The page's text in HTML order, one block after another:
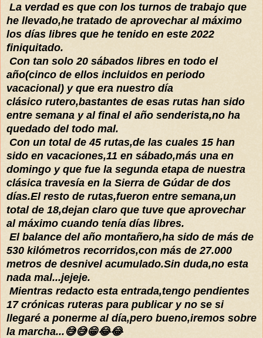
La verdad es que con los turnos de trabajo que
he llevado,he tratado de aprovechar al máximo
los días libres que he tenido en este 2022
finiquitado.
Con tan solo 20 sábados libres en todo el
año(cinco de ellos incluidos en periodo
vacacional) y que era nuestro día
clásico rutero,bastantes de esas rutas han sido
entre semana y al final el año senderista,no ha
quedado del todo mal.
Con un total de 45 rutas,de las cuales 15 han
sido en vacaciones,11 en sábado,más una en
domingo y que fue la segunda etapa de nuestra
clásica travesía en la Sierra de Gúdar de dos
días.El resto de rutas,fueron entre semana,un
total de 18,dejan claro que tuve que aprovechar
al máximo cuando tenía días libres.
El balance del año montañero,ha sido de más de
530 kilómetros recorridos,con más de 27.000
metros de desnivel acumulado.Sin duda,no esta
nada mal...jejeje.
Mientras redacto esta entrada,tengo pendientes
17 crónicas ruteras para publicar y no se si
llegaré a ponerme al día,pero bueno,iremos sobre
la marcha...😅😅😁😂😂